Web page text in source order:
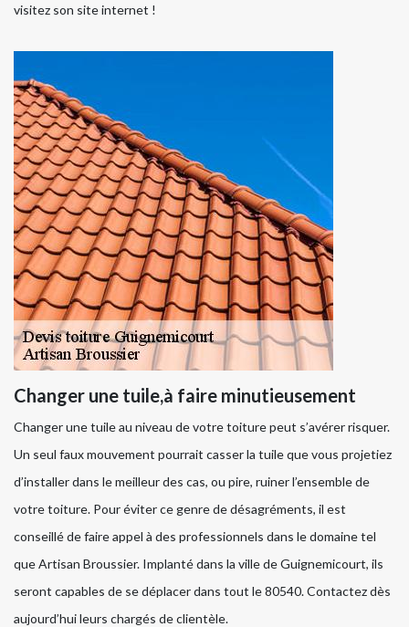
visitez son site internet !
Changer une tuile,à faire minutieusement
Changer une tuile au niveau de votre toiture peut s’avérer risquer.
Un seul faux mouvement pourrait casser la tuile que vous projetiez
d’installer dans le meilleur des cas, ou pire, ruiner l’ensemble de
votre toiture. Pour éviter ce genre de désagréments, il est
conseillé de faire appel à des professionnels dans le domaine tel
que Artisan Broussier. Implanté dans la ville de Guignemicourt, ils
seront capables de se déplacer dans tout le 80540. Contactez dès
aujourd’hui leurs chargés de clientèle.